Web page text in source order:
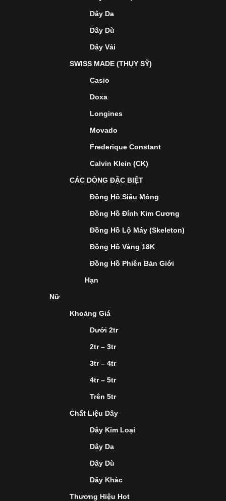
Dây Da
Dây Dù
Dây Vải
SWISS MADE (THỤY SỸ)
Casio
Doxa
Longines
Movado
Frederique Constant
Calvin Klein (CK)
CÁC DÒNG ĐẶC BIỆT
Đồng Hồ Siêu Mỏng
Đồng Hồ Đính Kim Cương
Đồng Hồ Lộ Máy (Skeleton)
Đồng Hồ Vàng 18K
Đồng Hồ Phiên Bản Giới
Hạn
Nữ
Khoảng Giá
Dưới 2tr
2tr – 3tr
3tr – 4tr
4tr – 5tr
Trên 5tr
Chất Liệu Dây
Dây Kim Loại
Dây Da
Dây Dù
Dây Khác
Thương Hiệu Hot